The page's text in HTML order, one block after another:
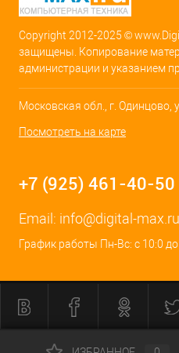
Copyright 2012-2025 ©
защищены. Копирование
администрации и указанием
Московская обл., г. Одинцово,
Посмотреть на карте
+7 (925) 461-40-50
Email: info@digital-max.ru
График работы Пн-Вс: с 10:0